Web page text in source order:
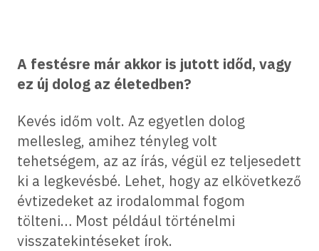
A festésre már akkor is jutott időd, vagy
ez új dolog az életedben?
Kevés időm volt. Az egyetlen dolog
mellesleg, amihez tényleg volt
tehetségem, az az írás, végül ez teljesedett
ki a legkevésbé. Lehet, hogy az elkövetkező
évtizedeket az irodalommal fogom
tölteni… Most például történelmi
visszatekintéseket írok.